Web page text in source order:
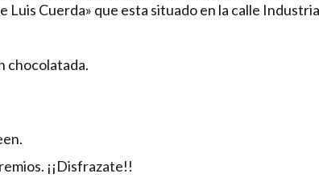
Luis Cuerda» que esta situado en la calle
chocolatada.
¡¡Disfrazate!!